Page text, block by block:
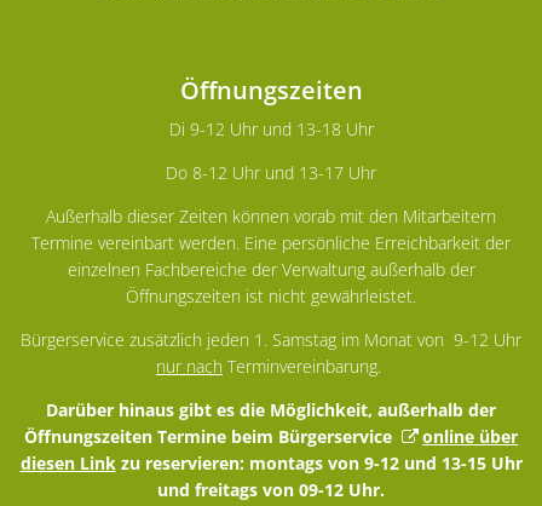
Öffnungszeiten
Di 9-12 Uhr und 13-18 Uhr
Do 8-12 Uhr und 13-17 Uhr
Außerhalb dieser Zeiten können vorab mit den Mitarbeitern
Termine vereinbart werden. Eine persönliche Erreichbarkeit der
einzelnen Fachbereiche der Verwaltung außerhalb der
Öffnungszeiten ist nicht gewährleistet.
Bürgerservice zusätzlich jeden 1. Samstag im Monat von 9-12 Uhr
nur nach Terminvereinbarung.
Darüber hinaus gibt es die Möglichkeit, außerhalb der
Öffnungszeiten Termine beim Bürgerservice
online über
diesen Linkzu reservieren: montags von 9-12 und 13-15 Uhr
und freitags von 09-12 Uhr.